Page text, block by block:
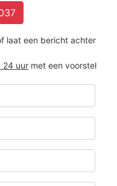
laat een bericht achter
24 uur met een voorstel